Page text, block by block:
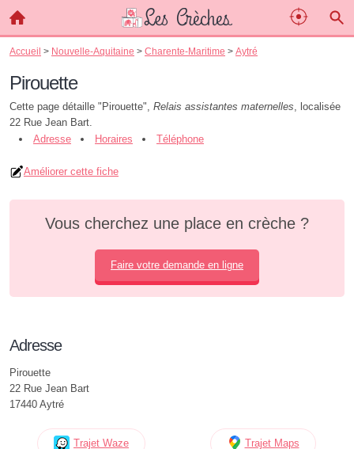
Accueil > Nouvelle-Aquitaine > Charente-Maritime > Aytré
Pirouette
Cette page détaille "Pirouette", Relais assistantes maternelles, localisée
22 Rue Jean Bart.
Adresse
Horaires Téléphone
Améliorer cette fiche
Vous cherchez une place en crèche ?
Faire votre demande en ligne
Adresse
Pirouette
22 Rue Jean Bart
17440 Aytré
Trajet Waze Trajet Maps